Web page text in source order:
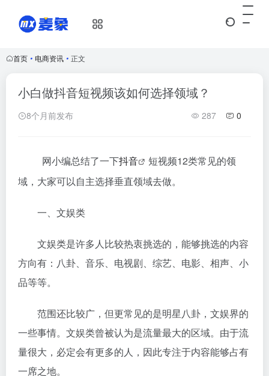
首页 • 电商资讯 • 正文
小白做抖音短视频该如何选择领域？
8个月前发布 287 0
网小编总结了一下抖音
短视频12类常见的领
域，大家可以自主选择垂直领域去做。
一、文娱类
文娱类是许多人比较热衷挑选的，能够挑选的内容
方向有：八卦、音乐、电视剧、综艺、电影、相声、小
品等等。
范围还比较广，但更常见的是明星八卦，文娱界的
一些事情。文娱类曾被认为是流量最大的区域。由于流
量很大，必定会有更多的人，因此专注于内容能够占有
一席之地。